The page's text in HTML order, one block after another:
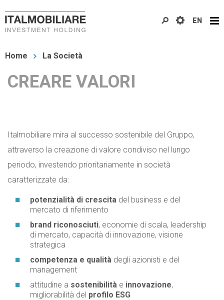
al
principale
Tu
qui
Home La Società
CREARE VALORI
Italmobiliare mira al successo sostenibile del Gruppo,
attraverso la creazione di valore condiviso nel lungo
periodo, investendo prioritariamente in società
caratterizzate da:
potenzialità di crescita del business e del
mercato di riferimento
brand riconosciuti, economie di scala, leadership
di mercato, capacità di innovazione, visione
strategica
competenza e qualità degli azionisti e del
management
attitudine a sostenibilità e innovazione,
migliorabilità del profilo ESG
EN